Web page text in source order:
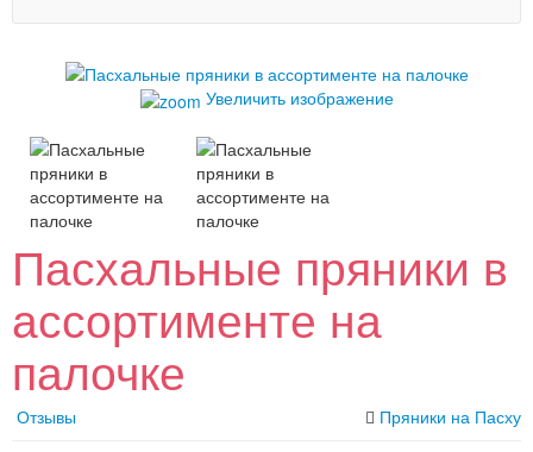
Увеличить изображение
Пасхальные пряники в
ассортименте на
палочке
Отзывы Пряники на Пасху